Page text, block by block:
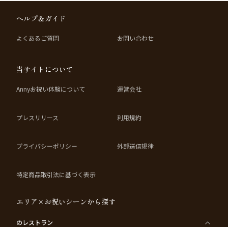
ヘルプ＆ガイド
よくあるご質問 お問い合わせ
当サイトについて
Annyお祝い体験について 運営会社
プレスリリース 利用規約
プライバシーポリシー 外部送信規律
特定商品取引法に基づく表示
エリア×お祝いシーンから探す
のレストラン